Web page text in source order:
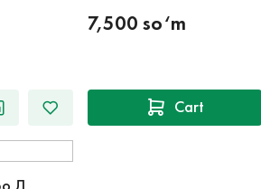
7,500 so‘m
Cart